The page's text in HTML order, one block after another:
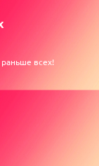
всех!